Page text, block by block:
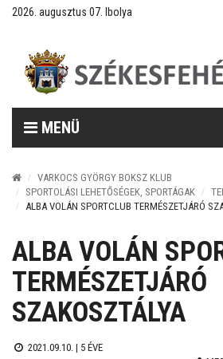
2026. augusztus 07. Ibolya
MENÜ
VARKOCS GYÖRGY BOKSZ KLUB
SPORTOLÁSI LEHETŐSÉGEK, SPORTÁGAK
ALBA VOLÁN SPORTCLUB TERMÉSZETJÁRÓ
ALBA VOLÁN
TERMÉSZETJÁRÓ
SZAKOSZTÁLYA
2021.09.10. | 5 ÉVE